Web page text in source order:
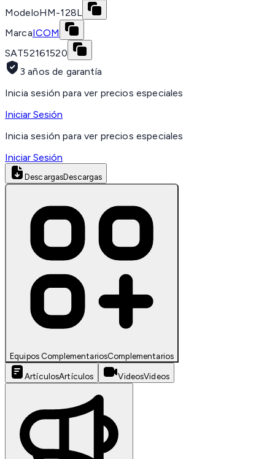
ModeloHM-128L
MarcaICOM
SAT52161520
3 años de garantía
Inicia sesión para ver precios especiales
Iniciar Sesión
Inicia sesión para ver precios especiales
Iniciar Sesión
DescargasDescargas
Equipos ComplementariosComplementarios
ArtículosArtículos VideosVideos